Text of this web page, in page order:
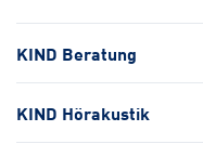
KIND Beratung
KIND Hörakustik